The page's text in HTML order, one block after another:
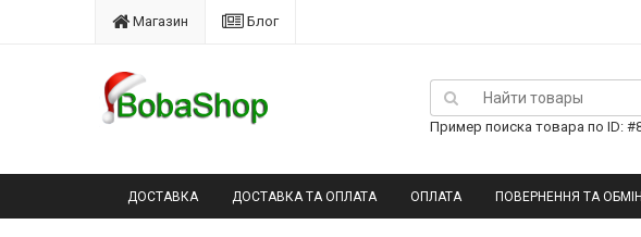
Магазин Блог
Пример поиска товара по ID:
ДОСТАВКА ДОСТАВКА ТА ОПЛАТА ОПЛАТА ПОВЕРНЕННЯ ТА ОБМІН